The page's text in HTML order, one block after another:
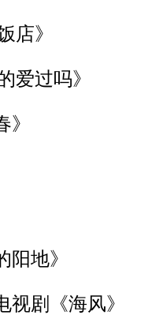
》
过吗》
地》
剧《海风》